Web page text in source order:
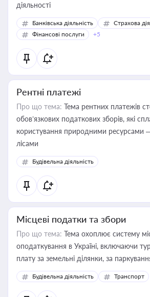
діяльності
Банківська діяльність
Страхова
Фінансові послуги
+5
Рентні платежі
Про що тема: Тема рентних платежів
обов’язкових податкових зборів, які
користування природними
лісами
Будівельна діяльність
Місцеві податки та збори
Про що тема: Тема охоплює систему
оподаткування в Україні, включаючи
Будівельна діяльність Транспорт